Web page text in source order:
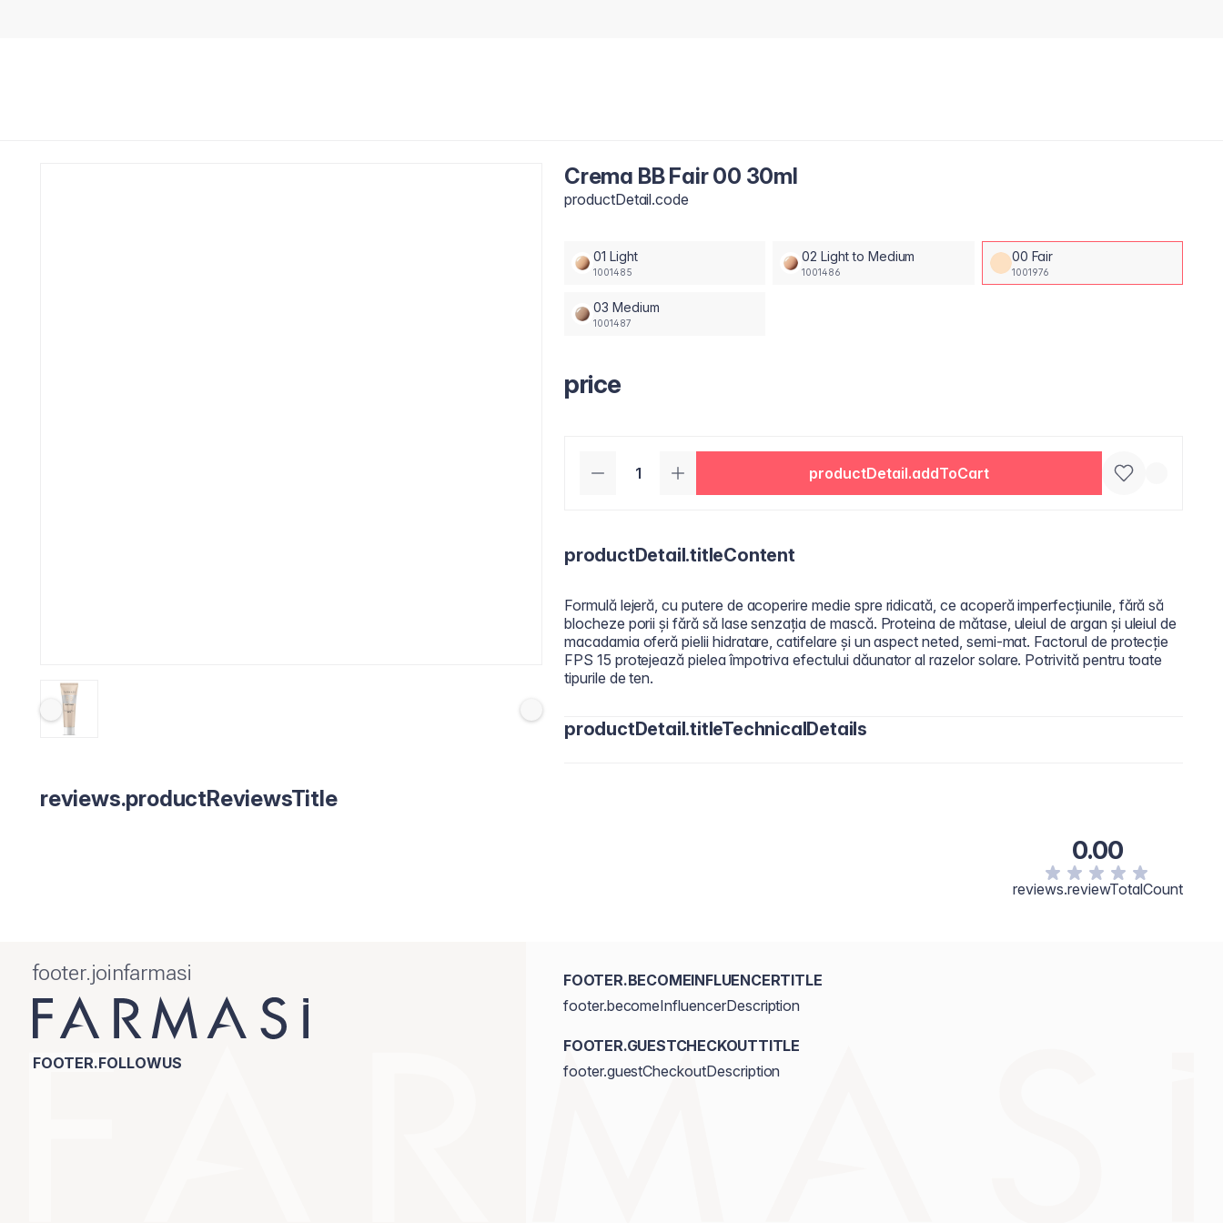
Crema BB Fair 00 30ml
productDetail.code
01 Light
1001485
02 Light to Medium
1001486
00 Fair
1001976
03 Medium
1001487
price
productDetail.addToCart
productDetail.titleContent
Formulă lejeră, cu putere de acoperire medie spre ridicată, ce acoperă imperfecțiunile, fără să
blocheze porii și fără să lase senzația de mască. Proteina de mătase, uleiul de argan și uleiul de
macadamia oferă pielii hidratare, catifelare și un aspect neted, semi-mat. Factorul de protecție
FPS 15 protejează pielea împotriva efectului dăunator al razelor solare. Potrivită pentru toate
tipurile de ten.
productDetail.titleTechnicalDetails
Polymethylsilsesquioxane, Jojoba Esters, Tocopherol, Tocopheryl Acetate, Ethylhexylglycerin,
Triethoxycaprylylsilane, Fragrance. [+/- May Contain: Titanium Dioxide/77891, Iron Oxides/CI
reviews.productReviewsTitle
0.00
reviews.reviewTotalCount
footer.joinfarmasi
FOOTER.FOLLOWUS
FOOTER.BECOMEINFLUENCERTITLE
footer.becomeInfluencerDescription
FOOTER.GUESTCHECKOUTTITLE
footer.guestCheckoutDescription